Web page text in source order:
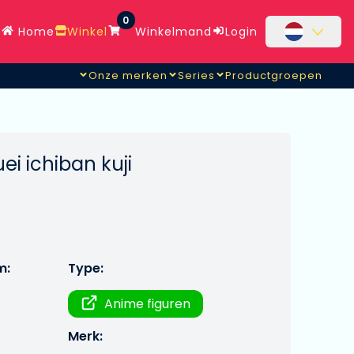
Home Winkel
0
Winkelmand Login
Onze merken Series Productgroepen
ichiban kuji
Type:
Anime figuren
Merk: